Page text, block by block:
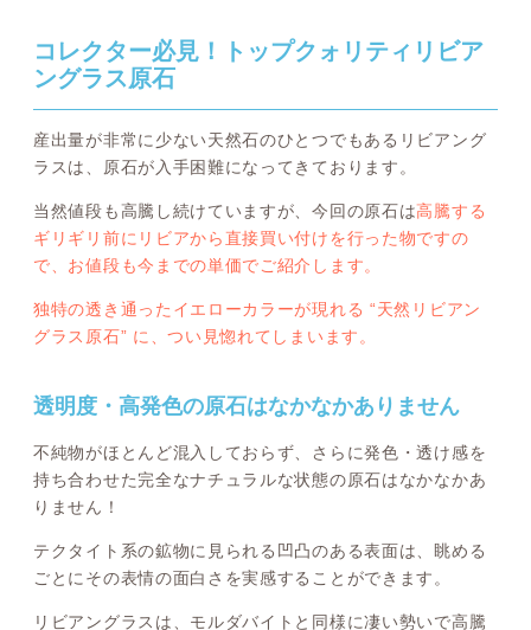
コレクター必見！トップクォリティリビア
ングラス原石
産出量が非常に少ない天然石のひとつでもあるリビアング
ラスは、原石が入手困難になってきております。
当然値段も高騰し続けていますが、今回の原石は高騰する
ギリギリ前にリビアから直接買い付けを行った物ですの
で、お値段も今までの単価でご紹介します。
独特の透き通ったイエローカラーが現れる “天然リビアン
グラス原石” に、つい見惚れてしまいます。
透明度・高発色の原石はなかなかありません
不純物がほとんど混入しておらず、さらに発色・透け感を
持ち合わせた完全なナチュラルな状態の原石はなかなかあ
りません！
テクタイト系の鉱物に見られる凹凸のある表面は、眺める
ごとにその表情の面白さを実感することができます。
リビアングラスは、モルダバイトと同様に凄い勢いで高騰